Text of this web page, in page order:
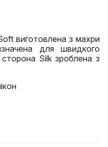
виготовлена з махри
для швидкого
Silk зроблена з